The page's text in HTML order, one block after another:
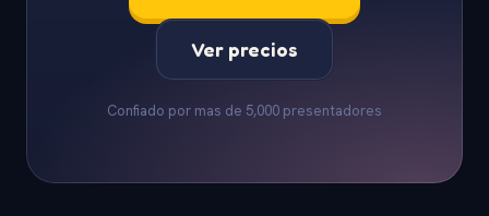
Ver precios
Confiado por mas de 5,000 presentadores